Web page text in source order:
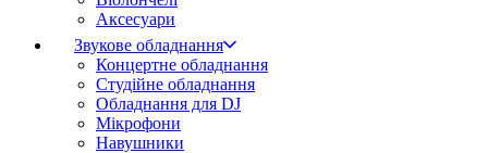
Аксесуари
Звукове обладнання
Концертне обладнання
Студійне обладнання
Обладнання для DJ
Мікрофони
Навушники